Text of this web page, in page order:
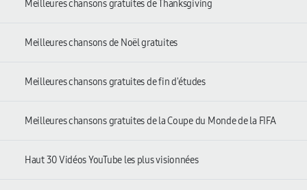
Meilleures chansons gratuites de Thanksgiving
Meilleures chansons de Noël gratuites
Meilleures chansons gratuites de fin d'études
Meilleures chansons gratuites de la Coupe du Monde de la FIFA
Haut 30 Vidéos YouTube les plus visionnées